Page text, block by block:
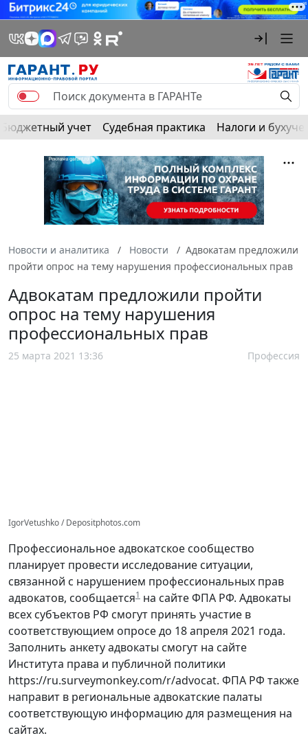
Бюджетный учет Судебная практика Налоги и
Новости и аналитика Новости
Адвокатам предложили
пройти опрос на тему нарушения профессиональных прав
Адвокатам предложили пройти
опрос на тему нарушения
профессиональных прав
25 марта 2021 13:36 Профессия
IgorVetushko / Depositphotos.com
Профессиональное адвокатское сообщество
планирует провести исследование ситуации,
связанной с нарушением профессиональных прав
адвокатов, сообщается1 на сайте ФПА РФ. Адвокаты
всех субъектов РФ смогут принять участие в
соответствующием опросе до 18 апреля 2021 года.
Заполнить анкету адвокаты смогут на сайте
Института права и публичной политики
https://ru.surveymonkey.com/r/advocat. ФПА РФ также
направит в региональные адвокатские палаты
соответствующую информацию для размещения на
сайтах.